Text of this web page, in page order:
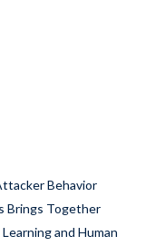
Behavior
Brings Together
and Human